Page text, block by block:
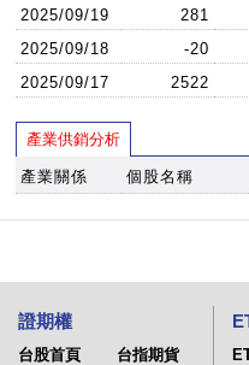
2025/09/19
281
2025/09/18
-20
2025/09/17
2522
產業供銷分析
產業關係 個股名稱
證期權
台股首頁
台指期貨